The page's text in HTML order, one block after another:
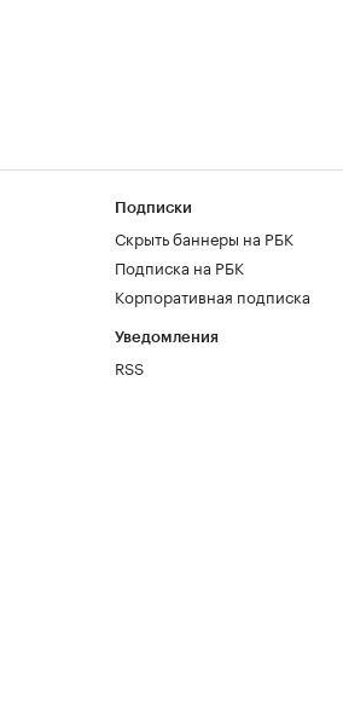
Подписки
Скрыть баннеры на РБК
Подписка на РБК
Корпоративная подписка
Уведомления
RSS